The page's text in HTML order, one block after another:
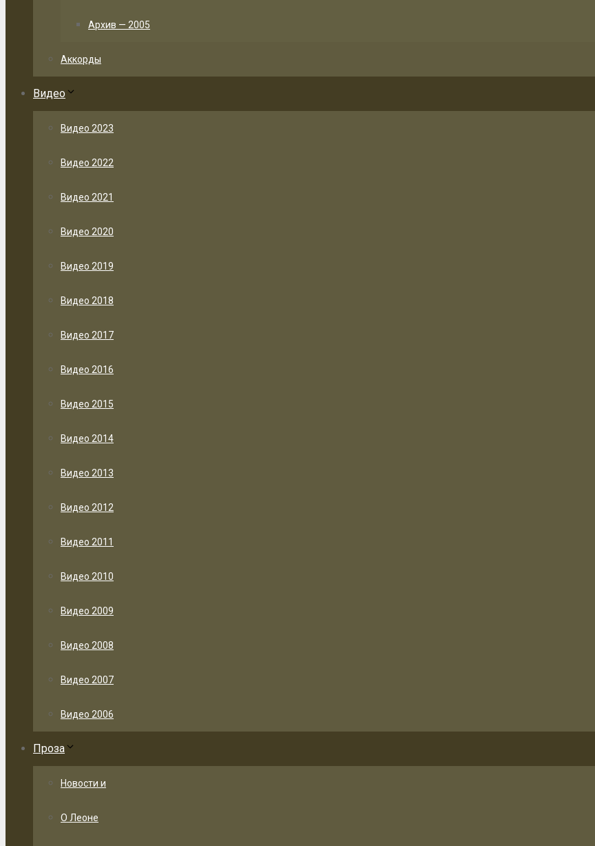
Архив — 2005
Аккорды
Видео
Видео 2023
Видео 2022
Видео 2021
Видео 2020
Видео 2019
Видео 2018
Видео 2017
Видео 2016
Видео 2015
Видео 2014
Видео 2013
Видео 2012
Видео 2011
Видео 2010
Видео 2009
Видео 2008
Видео 2007
Видео 2006
Проза
Новости и
О Леоне